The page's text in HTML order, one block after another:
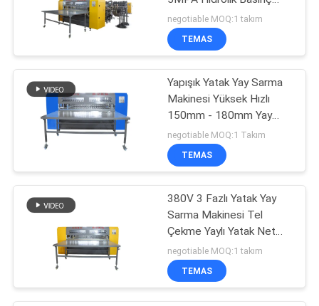
NOBO-LS-2
negotiable MOQ:1 takım
TEMAS
Yapışık Yatak Yay Sarma
Makinesi Yüksek Hızlı
150mm - 180mm Yay
Yüksekliği
negotiable MOQ:1 Takım
TEMAS
380V 3 Fazlı Yatak Yay
Sarma Makinesi Tel
Çekme Yaylı Yatak Net
Birleştirin
negotiable MOQ:1 takım
TEMAS